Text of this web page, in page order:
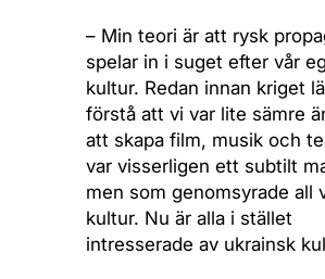
– Min teori är att rysk
spelar in i suget efter vår
kultur. Redan innan kriget
förstå att vi var lite sämre
att skapa film, musik och
var visserligen ett subtilt
men som genomsyrade all
kultur. Nu är alla i stället
intresserade av ukrainsk